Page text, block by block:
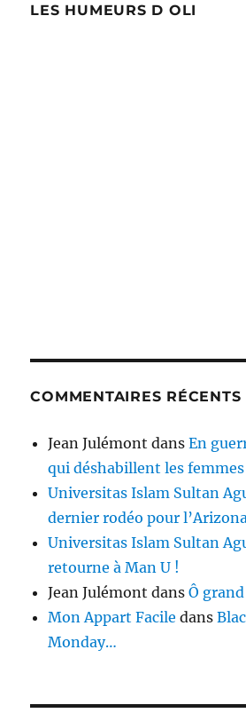
LES HUMEURS D OLI
COMMENTAIRES RÉCENTS
Jean Julémont dansEn
qui déshabillent les femmes
Universitas Islam Sultan
dernier rodéo pour l’Arizona
Universitas Islam Sultan
retourne à Man U !
Jean Julémont dansÔ
Mon Appart Facile dans
Monday…